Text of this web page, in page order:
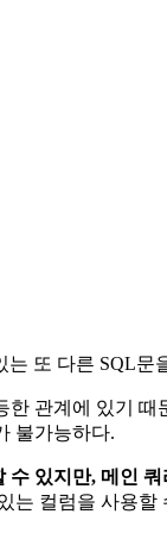
또 다른 SQL문
관계에 있기
불가능하다.
있지만, 메인
는 컬럼을 사용할